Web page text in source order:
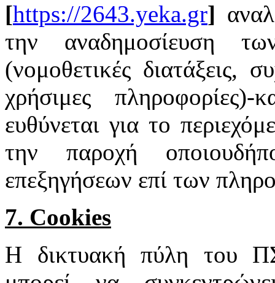
[https://2643.yeka.gr]
την αναδημοσίευση
(νομοθετικές διατάξεις,
χρήσιμες
ευθύνεται για το
την παροχή
επεξηγήσεων επί των
7. Cookies
Η δικτυακή πύλη του